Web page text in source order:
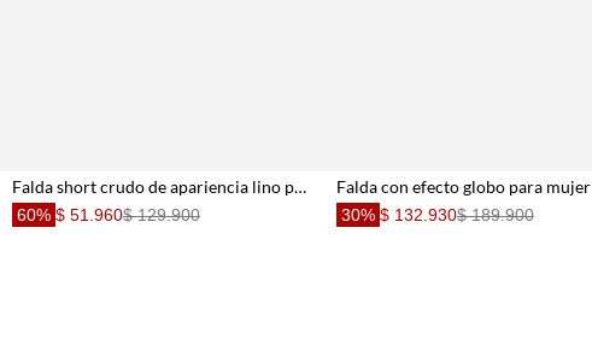
Falda short crudo de apariencia lino para mujer
60% $ 51.960$ 129.900
Falda con efecto globo para mujer
30% $ 132.930$ 189.900